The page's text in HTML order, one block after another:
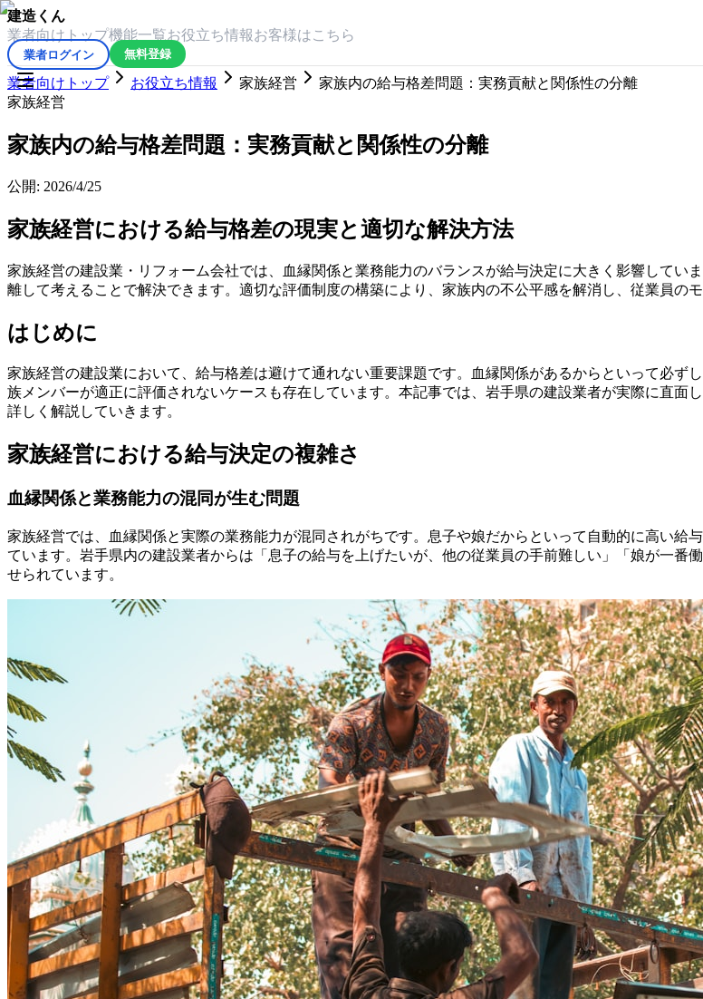
建造くん
業者向けトップ機能一覧お役立ち情報 お客様はこちら
業者ログイン 無料登録
業者向けトップ お役立ち情報 家族経営
家族内の給与格差問題：実務貢献と関係性の分離
家族経営
家族内の給与格差問題：実務貢献と関係性の分離
公開: 2026/4/25
家族経営における給与格差の現実と適切な解決方法
家族経営の建設業・リフォーム会社では、血縁関係と業務能力のバランスが給与決定に大きく影響して
離して考えることで解決できます。適切な評価制度の構築により、家族内の不公平感を解消し、従業員の
はじめに
家族経営の建設業において、給与格差は避けて通れない重要課題です。血縁関係があるからといって必
族メンバーが適正に評価されないケースも存在しています。本記事では、岩手県の建設業者が実際に直面
詳しく解説していきます。
家族経営における給与決定の複雑さ
血縁関係と業務能力の混同が生む問題
家族経営では、血縁関係と実際の業務能力が混同されがちです。息子や娘だからといって自動的に高い
ています。岩手県内の建設業者からは「息子の給与を上げたいが、他の従業員の手前難しい」「娘が一
せられています。